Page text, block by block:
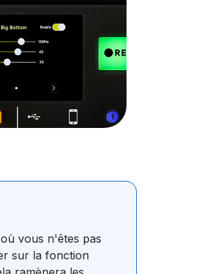
vous n'êtes pas
sur la fonction